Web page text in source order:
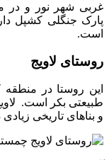
غربی شهر نور و در
پارک جنگلی کشپل
است.
روستای لاویج
این روستا در
طبیعتی بکر است.
و بناهای تاریخی